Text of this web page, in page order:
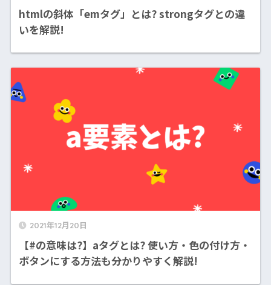
htmlの斜体「emタグ」とは? strongタグとの違
いを解説!
2021年12月20日
【#の意味は?】aタグとは? 使い方・色の付け方・
ボタンにする方法も分かりやすく解説!